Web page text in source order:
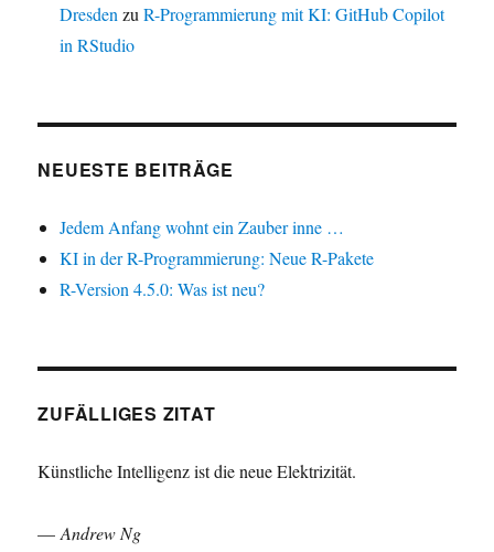
Dresden zuR-Programmierung mit KI: GitHub Copilot
in RStudio
NEUESTE BEITRÄGE
Jedem Anfang wohnt ein Zauber inne …
KI in der R-Programmierung: Neue R-Pakete
R-Version 4.5.0: Was ist neu?
ZUFÄLLIGES ZITAT
Künstliche Intelligenz ist die neue Elektrizität.
—Andrew Ng